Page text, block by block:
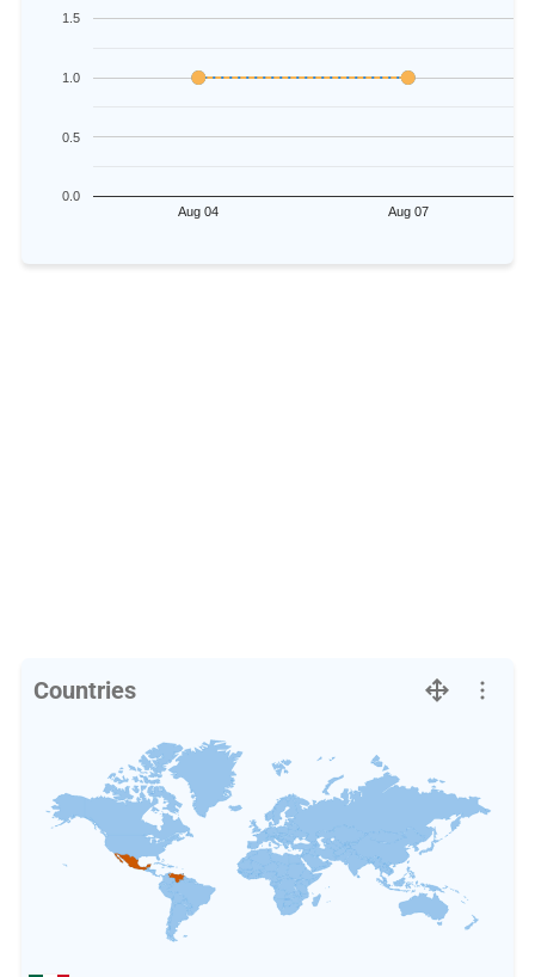
Aug 04 Aug 07
0.0
0.5
1.0
1.5
Countries